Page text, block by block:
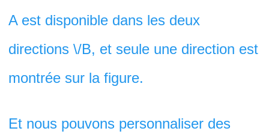
A est disponible dans les deux
directions \/B, et seule une direction est
montrée sur la figure.
Et nous pouvons personnaliser des